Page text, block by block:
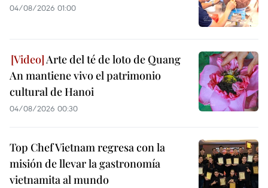
04/08/2026 01:00
Arte del té de loto de Quang
An mantiene vivo el patrimonio
cultural de Hanoi
04/08/2026 00:30
Top Chef Vietnam regresa con la
misión de llevar la gastronomía
vietnamita al mundo